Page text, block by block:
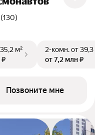
м²
₽
2-комн.от 39,3
от 7,2 млн ₽
Позвоните мне